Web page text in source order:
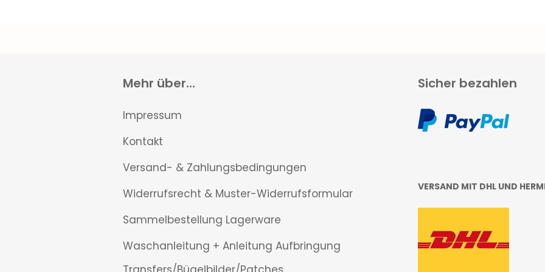
Mehr über...
Impressum
Kontakt
Versand- & Zahlungsbedingungen
Widerrufsrecht & Muster-Widerrufsformular
Sammelbestellung Lagerware
Waschanleitung + Anleitung Aufbringung
Sicher bezahlen
VERSAND MIT DHL UND